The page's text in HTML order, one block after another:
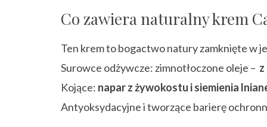
Co zawiera naturalny krem
Ten krem to bogactwo natury zamknięte w
Surowce odżywcze: zimnotłoczone oleje –
Kojące: napar z żywokostu i siemienia
Antyoksydacyjne i tworzące barierę